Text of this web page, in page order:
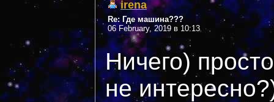
irena
Re: Где машина???
06 February, 2019 в 10:13
Ничего)
не